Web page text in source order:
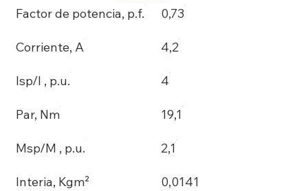
Factor de potencia, p.f. 0,73
Corriente, A 4,2
Isp/I , p.u. 4
Par, Nm 19,1
Msp/M , p.u. 2,1
Interia, Kgm² 0,0141